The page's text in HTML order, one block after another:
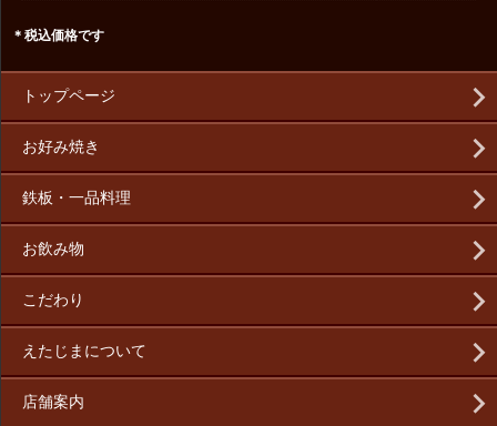
＊税込価格です
トップページ
お好み焼き
鉄板・一品料理
お飲み物
こだわり
えたじまについて
店舗案内